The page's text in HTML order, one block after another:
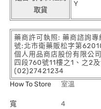
取貨
Y
藥商許可執照: 藥商諮詢
號:北市衛藥販松字第
個人用品商店股份有限公
四段760號11樓之1、之2
(02)27421234
How To Store
室溫
寬 4